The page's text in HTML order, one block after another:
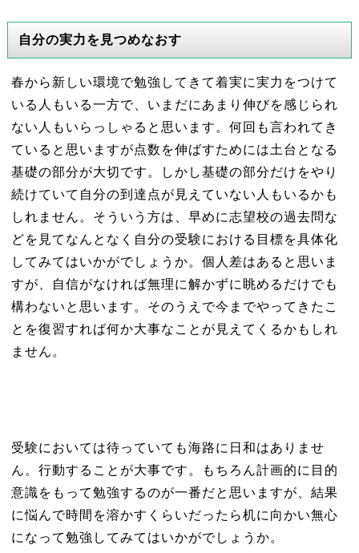
自分の実力を見つめなおす
春から新しい環境で勉強してきて着実に実力をつけて
いる人もいる一方で、いまだにあまり伸びを感じられ
ない人もいらっしゃると思います。何回も言われてき
ていると思いますが点数を伸ばすためには土台となる
基礎の部分が大切です。しかし基礎の部分だけをやり
続けていて自分の到達点が見えていない人もいるかも
しれません。そういう方は、早めに志望校の過去問な
どを見てなんとなく自分の受験における目標を具体化
してみてはいかがでしょうか。個人差はあると思いま
すが、自信がなければ無理に解かずに眺めるだけでも
構わないと思います。そのうえで今までやってきたこ
とを復習すれば何か大事なことが見えてくるかもしれ
ません。
受験においては待っていても海路に日和はありませ
ん。行動することが大事です。もちろん計画的に目的
意識をもって勉強するのが一番だと思いますが、結果
に悩んで時間を溶かすくらいだったら机に向かい無心
になって勉強してみてはいかがでしょうか。